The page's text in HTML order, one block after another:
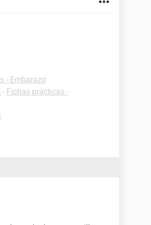
- Embarazo
- Fichas prácticas -